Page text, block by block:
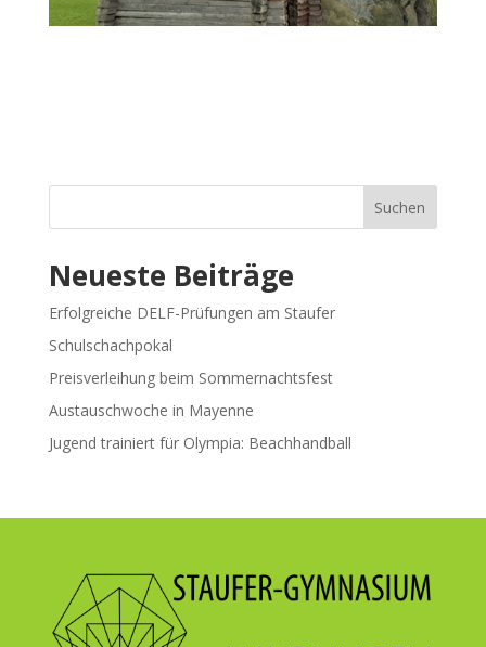
Suchen
Neueste Beiträge
Erfolgreiche DELF-Prüfungen am Staufer
Schulschachpokal
Preisverleihung beim Sommernachtsfest
Austauschwoche in Mayenne
Jugend trainiert für Olympia: Beachhandball